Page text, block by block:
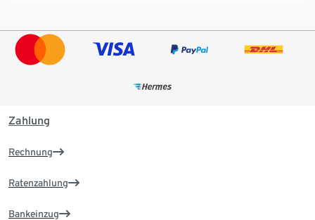
Zahlung
Rechnung
Ratenzahlung
Bankeinzug